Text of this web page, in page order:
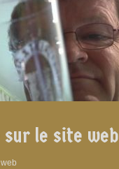
sur le site web